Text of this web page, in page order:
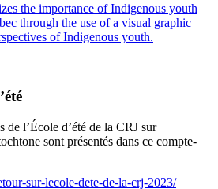
the importance of Indigenous youth
through the use of a visual graphic
of Indigenous youth.
de l’École d’été de la CRJ sur
sont présentés dans ce compte-
sur-lecole-dete-de-la-crj-2023/